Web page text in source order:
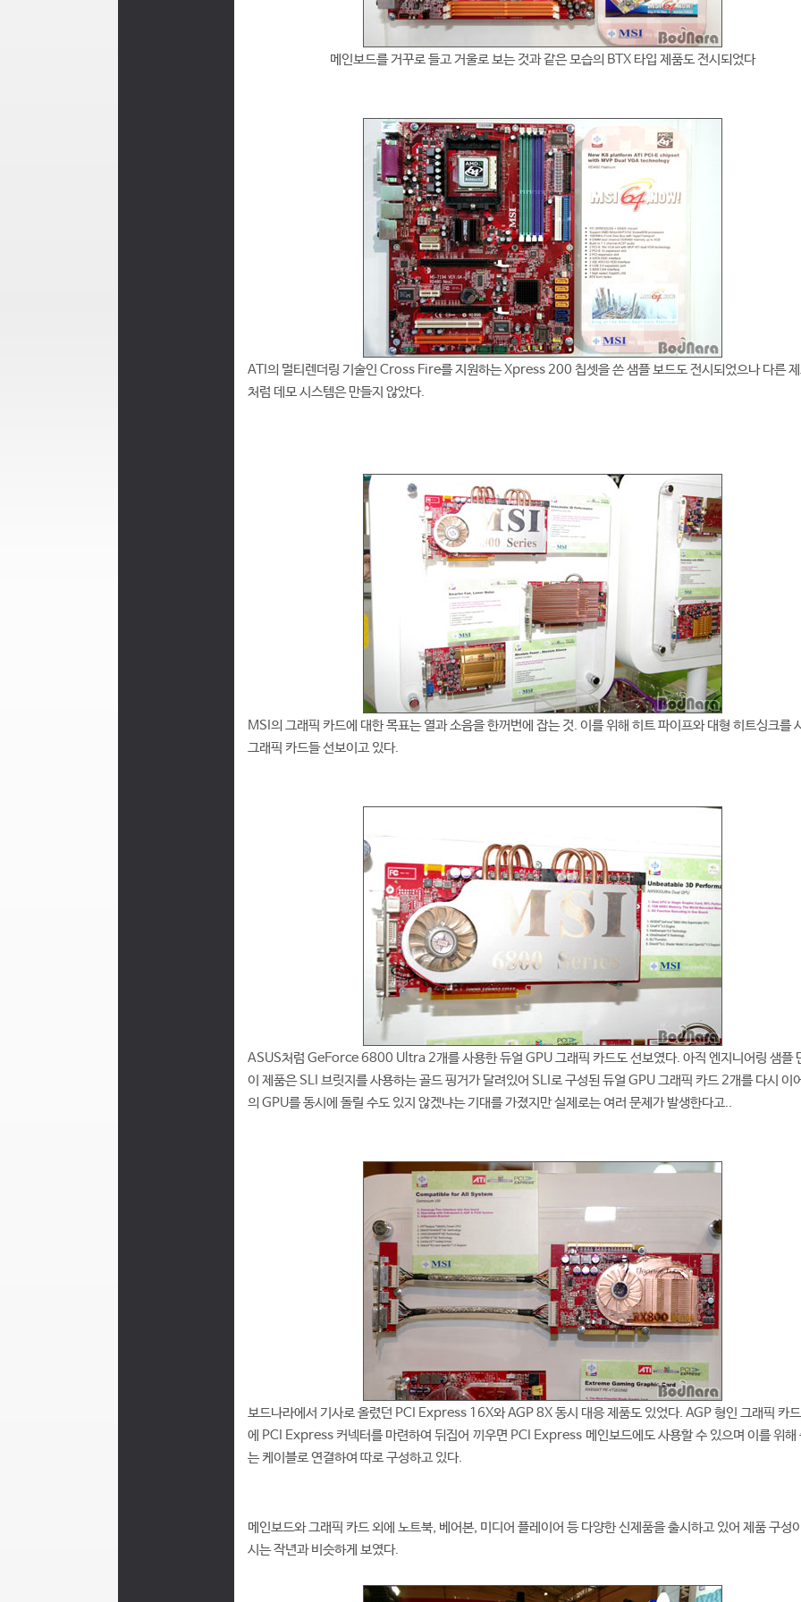
메인보드를 거꾸로 들고 거울로 보는 것과 같은 모습의 BTX 타입 제품도 전시되었다
ATI의 멀티렌더링 기술인 Cross Fire를 지원하는 Xpress 200 칩셋을 쓴 샘플 보드도 전시되었으나 다른
처럼 데모 시스템은 만들지 않았다.
MSI의 그래픽 카드에 대한 목표는 열과 소음을 한꺼번에 잡는 것. 이를 위해 히트 파이프와 대형 히트싱크를
그래픽 카드들 선보이고 있다.
ASUS처럼 GeForce 6800 Ultra 2개를 사용한 듀얼 GPU 그래픽 카드도 선보였다. 아직 엔지니어링 샘플
이 제품은 SLI 브릿지를 사용하는 골드 핑거가 달려있어 SLI로 구성된 듀얼 GPU 그래픽 카드 2개를 다시 이
의 GPU를 동시에 돌릴 수도 있지 않겠냐는 기대를 가졌지만 실제로는 여러 문제가 발생한다고..
보드나라에서 기사로 올렸던 PCI Express 16X와 AGP 8X 동시 대응 제품도 있었다. AGP 형인 그래픽 카
에 PCI Express 커넥터를 마련하여 뒤집어 끼우면 PCI Express 메인보드에도 사용할 수 있으며 이를 위해
는 케이블로 연결하여 따로 구성하고 있다.
메인보드와 그래픽 카드 외에 노트북, 베어본, 미디어 플레이어 등 다양한 신제품을 출시하고 있어 제품 구성
시는 작년과 비슷하게 보였다.